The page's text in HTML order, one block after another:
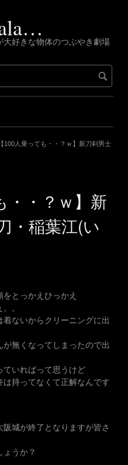
好きな物体のつぶやき劇場
【100人乗っても・・？ｗ】新刀剣男士
・・？ｗ】新
・稲葉江(い
とっかえひっかえ
。
ないからクリーニングに出
無くなってしまったので出
ていればって思うけど
持ってなくて正解なんです
城が終了となりますが皆さ
うか？